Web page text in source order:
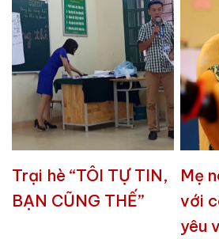
Trại hè “TÔI TỰ TIN,
BẠN CŨNG THẾ”
Mẹ
với
yêu